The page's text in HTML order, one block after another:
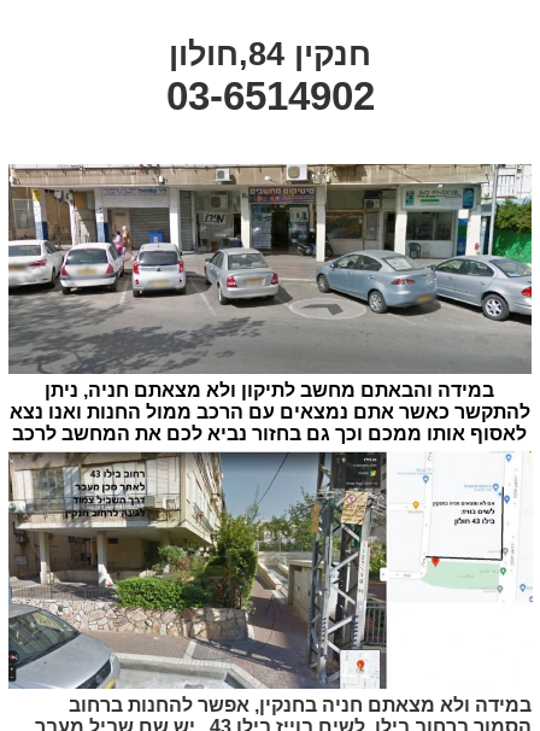
במידה והבאתם מחשב לתיקון ולא מצאתם חניה, ניתן
להתקשר כאשר אתם נמצאים עם הרכב ממול החנות ואנו נצא
לאסוף אותו ממכם וכך גם בחזור נביא לכם את המחשב לרכב
במידה ולא מצאתם חניה בחנקין, אפשר להחנות ברחוב
הסמוך ברחוב בילו, לשים בוייז בילו 43 , יש שם שביל מעבר
חנקין 84,חולון
03-6514902